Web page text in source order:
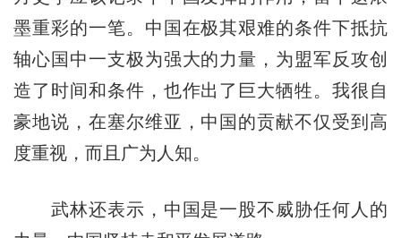
墨重彩的一笔。中国在极其艰难的条件下抵抗
轴心国中一支极为强大的力量，为盟军反攻创
造了时间和条件，也作出了巨大牺牲。我很自
豪地说，在塞尔维亚，中国的贡献不仅受到高
度重视，而且广为人知。
武林还表示，中国是一股不威胁任何人的